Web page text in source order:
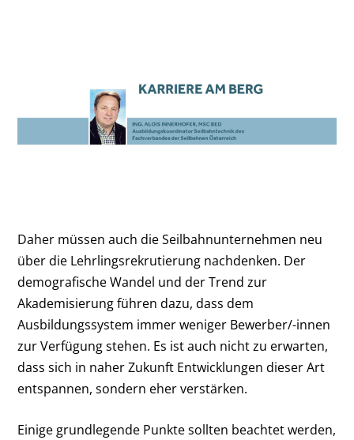
Daher müssen auch die Seilbahnunternehmen neu
über die Lehrlingsrekrutierung nachdenken. Der
demografische Wandel und der Trend zur
Akademisierung führen dazu, dass dem
Ausbildungssystem immer weniger Bewerber/-innen
zur Verfügung stehen. Es ist auch nicht zu erwarten,
dass sich in naher Zukunft Entwicklungen dieser Art
entspannen, sondern eher verstärken.
Einige grundlegende Punkte sollten beachtet werden,